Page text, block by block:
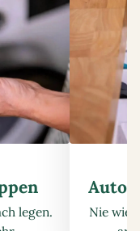
legen.
Nie